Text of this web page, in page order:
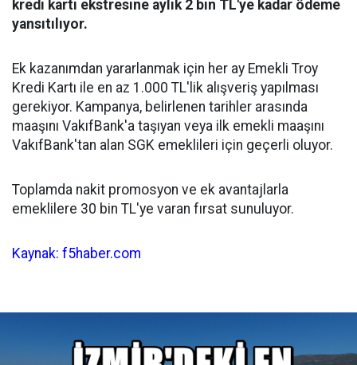
kredi kartı ekstresine aylık 2 bin TL'ye kadar ödeme
yansıtılıyor.
Ek kazanımdan yararlanmak için her ay Emekli Troy
Kredi Kartı ile en az 1.000 TL'lik alışveriş yapılması
gerekiyor. Kampanya, belirlenen tarihler arasında
maaşını VakıfBank'a taşıyan veya ilk emekli maaşını
VakıfBank'tan alan SGK emeklileri için geçerli oluyor.
Toplamda nakit promosyon ve ek avantajlarla
emeklilere 30 bin TL'ye varan fırsat sunuluyor.
Kaynak: f5haber.com